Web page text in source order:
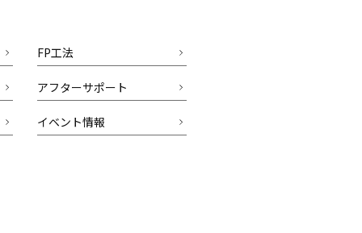
FP工法
アフターサポート
イベント情報